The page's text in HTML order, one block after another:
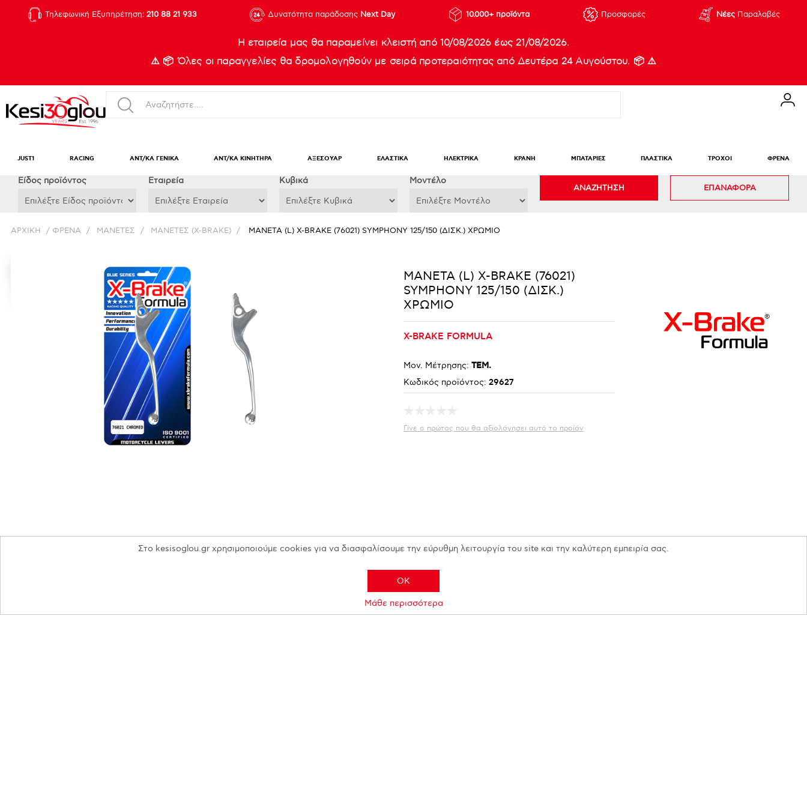
Τηλεφωνική Εξυπηρέτηση: 210 88 21 933 Δυνατότητα παράδοσης Next Day 10.000+ προϊόντα Προσφορές ΝέεςΠαραλαβές
Η εταιρεία μας θα παραμείνει κλειστή από 10/08/2026 έως 21/08/2026.
⚠️ 📦 Όλες οι παραγγελίες θα δρομολογηθούν με σειρά προτεραιότητας από Δευτέρα 24 Αυγούστου. 📦 ⚠️
JUST1 RACING ΑΝΤ/ΚΑ ΓΕΝΙΚΑ ΑΝΤ/ΚΑ ΚΙΝΗΤΗΡΑ ΑΞΕΣΟΥΑΡ ΕΛΑΣΤΙΚΑ ΗΛΕΚΤΡΙΚΑ ΚΡΑΝΗ ΜΠΑΤΑΡΙΕΣ ΠΛΑΣΤΙΚΑ ΤΡΟΧΟΙ ΦΡΕΝΑ
Eίδος προϊόντος Εταιρεία Κυβικά Μοντέλο
ΑΝΑΖΗΤΗΣΗ ΕΠΑΝΑΦΟΡΑ
ΑΡΧΙΚΉ / ΦΡΕΝΑ / ΜΑΝΕΤΕΣ / ΜΑΝΕΤΕΣ (X-BRAKE) / ΜΑΝΕΤΑ (L) X-BRAKE (76021) SYMPHONY 125/150 (ΔΙΣΚ.) ΧΡΩΜΙΟ
ΜΑΝΕΤΑ (L) X-BRAKE (76021)
SYMPHONY 125/150 (ΔΙΣΚ.)
ΧΡΩΜΙΟ
X-BRAKE FORMULA
Μον. Μέτρησης: ΤΕΜ.
Κωδικός προϊόντος: 29627
Γίνε ο πρώτος που θα αξιολόγησει αυτό το προϊόν
Στο kesisoglou.gr χρησιμοποιούμε cookies για να διασφαλίσουμε την εύρυθμη λειτουργία του site και την καλύτερη εμπειρία σας.
OK
Μάθε περισσότερα